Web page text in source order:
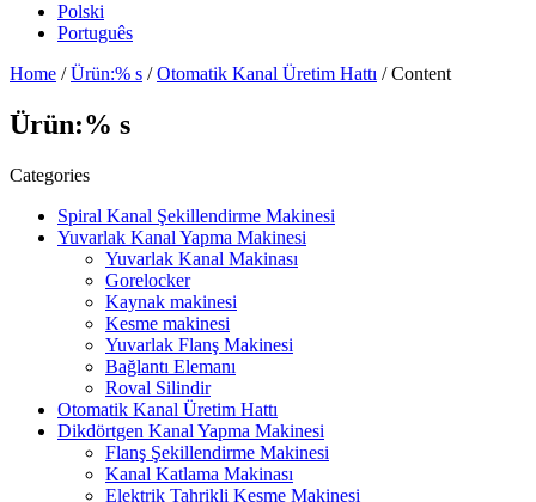
Polski
Português
Home /Ürün:% s /Otomatik Kanal Üretim Hattı / Content
Ürün:% s
Categories
Spiral Kanal Şekillendirme Makinesi
Yuvarlak Kanal Yapma Makinesi
Yuvarlak Kanal Makinası
Gorelocker
Kaynak makinesi
Kesme makinesi
Yuvarlak Flanş Makinesi
Bağlantı Elemanı
Roval Silindir
Otomatik Kanal Üretim Hattı
Dikdörtgen Kanal Yapma Makinesi
Flanş Şekillendirme Makinesi
Kanal Katlama Makinası
Elektrik Tahrikli Kesme Makinesi